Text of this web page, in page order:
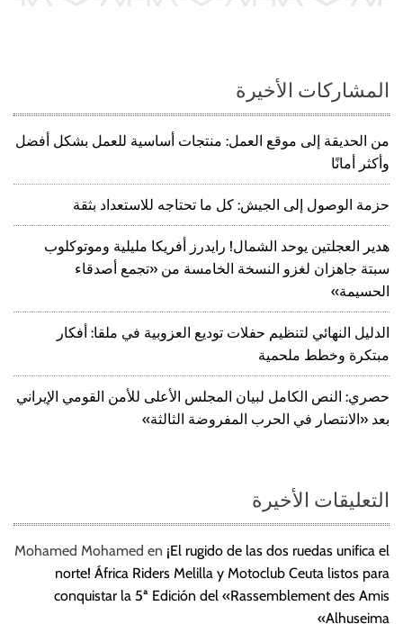
المشاركات الأخيرة
من الحديقة إلى موقع العمل: منتجات أساسية للعمل بشكل أفضل
وأكثر أمانًا
حزمة الوصول إلى الجيش: كل ما تحتاجه للاستعداد بثقة
هدير العجلتين يوحد الشمال! رايدرز أفريكا مليلية وموتوكلوب
سبتة جاهزان لغزو النسخة الخامسة من «تجمع أصدقاء
الحسيمة»
الدليل النهائي لتنظيم حفلات توديع العزوبية في ملقا: أفكار
مبتكرة وخطط ملحمية
حصري: النص الكامل لبيان المجلس الأعلى للأمن القومي الإيراني
بعد «الانتصار في الحرب المفروضة الثالثة»
التعليقات الأخيرة
Mohamed Mohamed en ¡El rugido de las dos ruedas unifica el
norte! África Riders Melilla y Motoclub Ceuta listos para
conquistar la 5ª Edición del «Rassemblement des Amis
Alhuseima»